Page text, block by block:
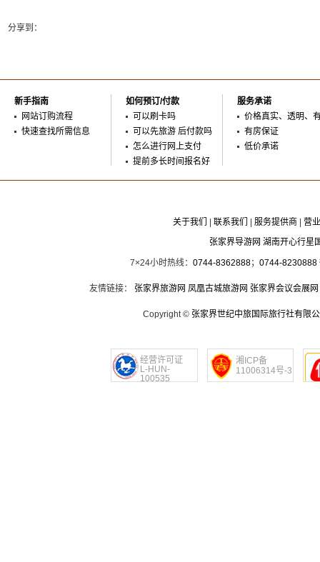
分享到：
新手指南
网站订购流程
快速查找所需信息
如何预订/付款
可以刷卡吗
可以先旅游 后付款吗
怎么进行网上支付
提前多长时间报名好
服务承诺
价格真实、透明、
有房保证
低价承诺
关于我们 联系我们 服务提供商
营
张家界导游网 湖南开心行星
7×24小时热线： 0744-8362888； 0744-8230888
友情链接： 张家界旅游网 凤凰古城旅游网 张家界会议会展网
Copyright © 张家界世纪中旅国际旅行社有限
经营许可证
L-HUN-
100535
湘ICP备
11006314号-3